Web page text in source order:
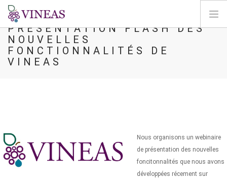
HOME
ABOUT VINEAS
LOGIN
EN
PRÉSENTATION FLASH DES
NOUVELLES
FONCTIONNALITÉS DE
VINEAS
Nous organisons un webinaire
de présentation des nouvelles
foncitonnalités que nous avons
développées récement sur